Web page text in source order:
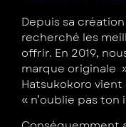
Depuis sa création
recherché les
offrir. En 2019,
marque originale
Hatsukokoro
« n’oublie pas